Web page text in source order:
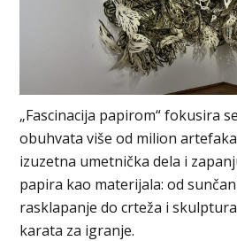
„Fascinacija papirom“ fokusira
obuhvata više od milion
izuzetna umetnička dela i
papira kao materijala: od
rasklapanje do crteža i
karata za igranje.